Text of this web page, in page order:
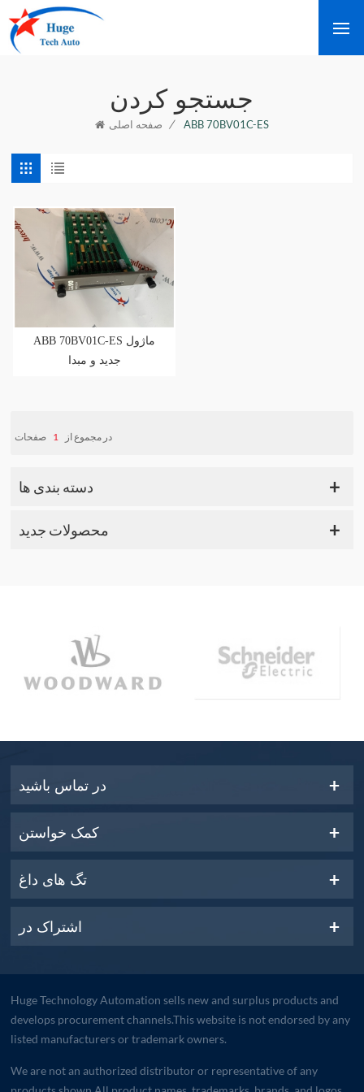
جستجو کردن
صفحه اصلی / ABB 70BV01C-ES
ABB 70BV01C-ES ماژول
جدید و مبدا
در مجموع از 1 صفحات
دسته بندی ها
محصولات جدید
در تماس باشید
کمک خواستن
تگ های داغ
اشتراک در
Huge Technology Automation sells new and surplus products and
develops procurement channels.This website is not endorsed by any
listed manufacturers or trademark owners.
We are not an authorized distributor or representative of any